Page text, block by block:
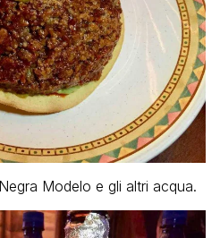
Modelo e gli altri acqua.